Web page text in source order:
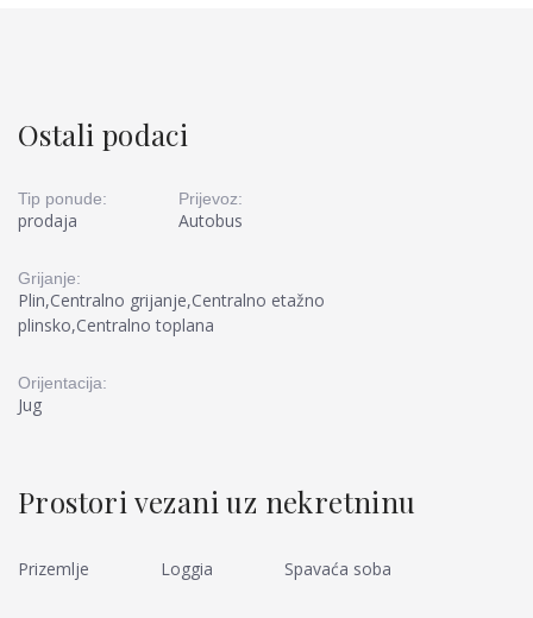
Ostali podaci
Tip ponude:
prodaja
Prijevoz:
Autobus
Grijanje:
Plin,Centralno grijanje,Centralno etažno
plinsko,Centralno toplana
Orijentacija:
Jug
Prostori vezani uz nekretninu
Prizemlje Loggia Spavaća soba